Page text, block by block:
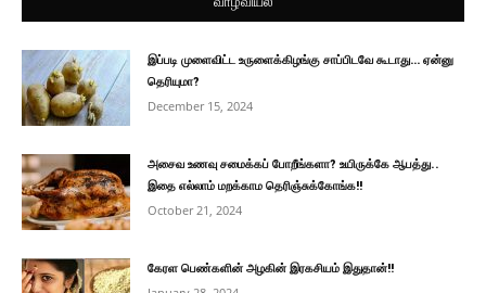
இப்படி முளைவிட்ட உருளைக்கிழங்கு சாப்பிடவே கூடாது… ஏன்னு
தெரியுமா?
December 15, 2024
அசைவ உணவு சமைக்கப் போறீங்களா? உயிருக்கே ஆபத்து..
இதை எல்லாம் மறக்காம தெரிஞ்சுக்கோங்க!!
October 21, 2024
கேரள பெண்களின் அழகின் இரகசியம் இதுதான்!!